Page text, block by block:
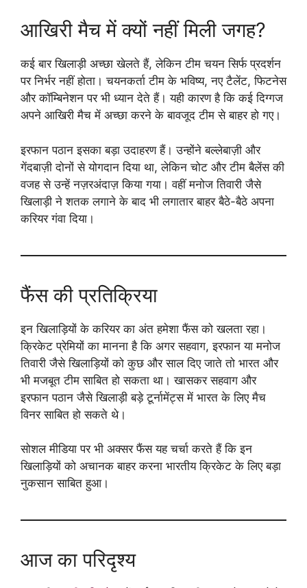
आखिरी मैच में क्यों नहीं मिली जगह?
कई बार खिलाड़ी अच्छा खेलते हैं, लेकिन टीम चयन सिर्फ प्रदर्शन
पर निर्भर नहीं होता। चयनकर्ता टीम के भविष्य, नए टैलेंट, फिटनेस
और कॉम्बिनेशन पर भी ध्यान देते हैं। यही कारण है कि कई दिग्गज
अपने आखिरी मैच में अच्छा करने के बावजूद टीम से बाहर हो गए।
इरफान पठान इसका बड़ा उदाहरण हैं। उन्होंने बल्लेबाज़ी और
गेंदबाज़ी दोनों से योगदान दिया था, लेकिन चोट और टीम बैलेंस की
वजह से उन्हें नज़रअंदाज़ किया गया। वहीं मनोज तिवारी जैसे
खिलाड़ी ने शतक लगाने के बाद भी लगातार बाहर बैठे-बैठे अपना
करियर गंवा दिया।
फैंस की प्रतिक्रिया
इन खिलाड़ियों के करियर का अंत हमेशा फैंस को खलता रहा।
क्रिकेट प्रेमियों का मानना है कि अगर सहवाग, इरफान या मनोज
तिवारी जैसे खिलाड़ियों को कुछ और साल दिए जाते तो भारत और
भी मजबूत टीम साबित हो सकता था। खासकर सहवाग और
इरफान पठान जैसे खिलाड़ी बड़े टूर्नामेंट्स में भारत के लिए मैच
विनर साबित हो सकते थे।
सोशल मीडिया पर भी अक्सर फैंस यह चर्चा करते हैं कि इन
खिलाड़ियों को अचानक बाहर करना भारतीय क्रिकेट के लिए बड़ा
नुकसान साबित हुआ।
आज का परिदृश्य